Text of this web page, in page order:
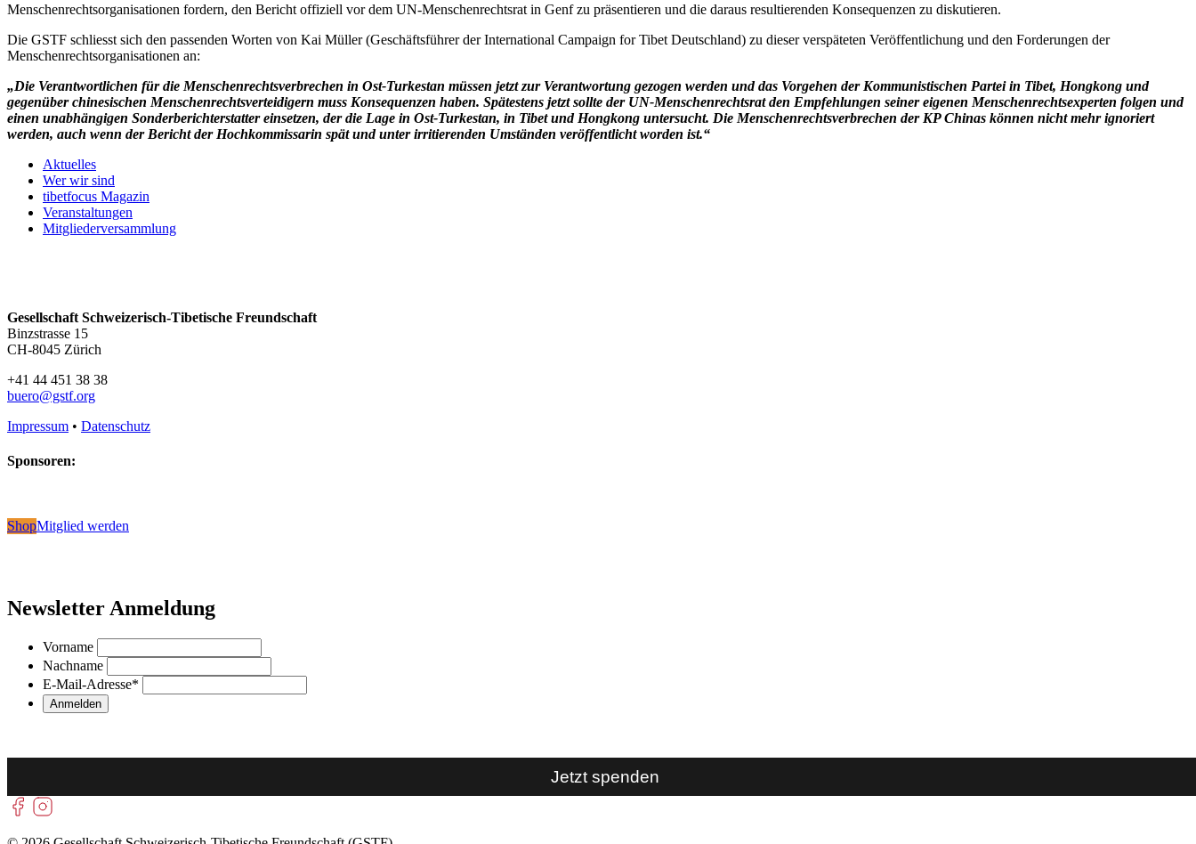
Menschenrechtsorganisationen fordern, den Bericht offiziell vor dem UN-Menschenrechtsrat in Genf zu präsentieren und die daraus resultierenden Konsequenzen zu diskutieren.
Die GSTF schliesst sich den passenden Worten von Kai Müller (Geschäftsführer der International Campaign for Tibet Deutschland) zu dieser verspäteten Veröffentlichung und den Forderungen der
Menschenrechtsorganisationen an:
„Die Verantwortlichen für die Menschenrechtsverbrechen in Ost-Turkestan müssen jetzt zur Verantwortung gezogen werden und das Vorgehen der Kommunistischen Partei in Tibet, Hongkong und
gegenüber chinesischen Menschenrechtsverteidigern muss Konsequenzen haben. Spätestens jetzt sollte der UN-Menschenrechtsrat den Empfehlungen seiner eigenen Menschenrechtsexperten folgen und
einen unabhängigen Sonderberichterstatter einsetzen, der die Lage in Ost-Turkestan, in Tibet und Hongkong untersucht. Die Menschenrechtsverbrechen der KP Chinas können nicht mehr ignoriert
werden, auch wenn der Bericht der Hochkommissarin spät und unter irritierenden Umständen veröffentlicht worden ist.“
Aktuelles
Wer wir sind
tibetfocus Magazin
Veranstaltungen
Mitgliederversammlung
Gesellschaft Schweizerisch-Tibetische Freundschaft
Binzstrasse 15
CH-8045 Zürich
+41 44 451 38 38
buero@gstf.org
Impressum • Datenschutz
Sponsoren:
ShopMitglied werden
Newsletter Anmeldung
Vorname
Nachname
E-Mail-Adresse*
Jetzt spenden